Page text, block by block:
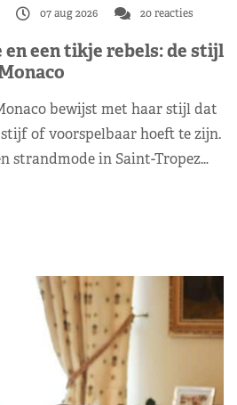
07 aug 2026 20 reacties
een tikje rebels: de stijl
bewijst met haar stijl dat
of voorspelbaar hoeft te zijn.
strandmode in Saint-Tropez…